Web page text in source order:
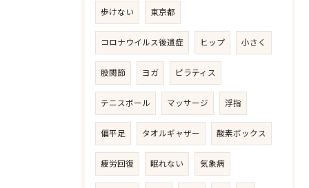
歩けない 東京都
コロナウイルス後遺症 ヒップ 小さく
股関節 ヨガ ピラティス
テニスボール マッサージ 浮指
偏平足 タオルギャザー 酸素ボックス
疲労回復 眠れない 気象病